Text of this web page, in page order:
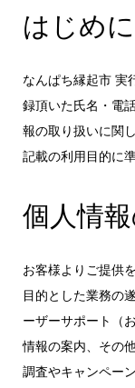
はじめに
なんぱち縁起市 実
録頂いた氏名・電
報の取り扱いに関
記載の利用目的に
個人情
お客様よりご提供
目的とした業務の
ーザーサポート（
情報の案内、その
調査やキャンペー